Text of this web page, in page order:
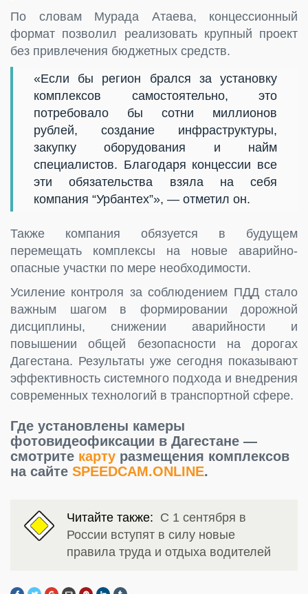
По словам Мурада Атаева, концессионный
формат позволил реализовать крупный проект
без привлечения бюджетных средств.
«Если бы регион брался за установку
комплексов самостоятельно, это
потребовало бы сотни миллионов
рублей, создание инфраструктуры,
закупку оборудования и найм
специалистов. Благодаря концессии все
эти обязательства взяла на себя
компания “Урбантех”», — отметил он.
Также компания обязуется в будущем
перемещать комплексы на новые аварийно-
опасные участки по мере необходимости.
Усиление контроля за соблюдением ПДД стало
важным шагом в формировании дорожной
дисциплины, снижении аварийности и
повышении общей безопасности на дорогах
Дагестана. Результаты уже сегодня показывают
эффективность системного подхода и внедрения
современных технологий в транспортной сфере.
Где установлены камеры
фотовидеофиксации в Дагестане —
смотрите карту размещения комплексов
на сайте SPEEDCAM.ONLINE.
Читайте также: С 1 сентября в
России вступят в силу новые
правила труда и отдыха водителей